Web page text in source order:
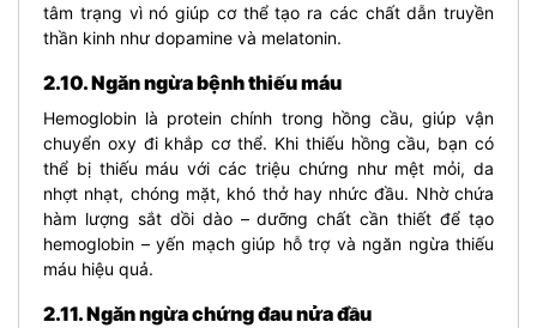
tâm trạng vì nó giúp cơ thể tạo ra các chất dẫn truyền
thần kinh như dopamine và melatonin.
2.10. Ngăn ngừa bệnh thiếu máu
Hemoglobin là protein chính trong hồng cầu, giúp vận
chuyển oxy đi khắp cơ thể. Khi thiếu hồng cầu, bạn có
thể bị thiếu máu với các triệu chứng như mệt mỏi, da
nhợt nhạt, chóng mặt, khó thở hay nhức đầu. Nhờ chứa
hàm lượng sắt dồi dào – dưỡng chất cần thiết để tạo
hemoglobin – yến mạch giúp hỗ trợ và ngăn ngừa thiếu
máu hiệu quả.
2.11. Ngăn ngừa chứng đau nửa đầu